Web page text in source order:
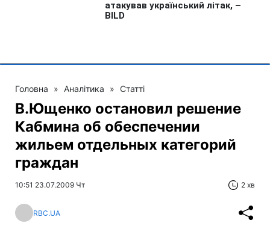
Головна » Аналітика » Статті
В.Ющенко остановил решение
Кабмина об обеспечении
жильем отдельных категорий
граждан
10:51 23.07.2009 Чт 2 хв
RBC.UA